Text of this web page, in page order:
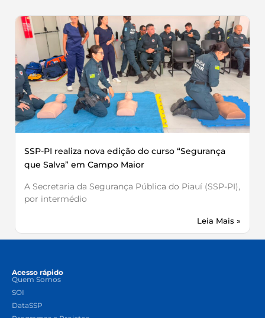
SSP-PI realiza nova edição do curso “Segurança
que Salva” em Campo Maior
A Secretaria da Segurança Pública do Piauí (SSP-PI),
por intermédio
Leia Mais »
Acesso rápido
Quem Somos
SOI
DataSSP